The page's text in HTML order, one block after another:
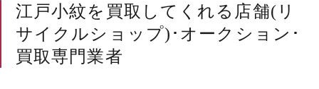
江戸小紋を買取してくれる店舗(リ
サイクルショップ)･オークション･
買取専門業者